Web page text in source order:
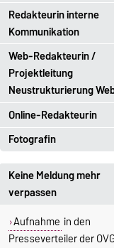
Redakteurin interne
Kommunikation
Ines Perl
Gebäude 18, Raum 132
+49 391 67-52276
ines.perl@ovgu.de
Web-Redakteurin /
Projektleitung
Neustrukturierung
bis auf Weiteres nicht
erreichbar
Ina Bauth
Gebäude 18, Raum 118
+49 391 67-54693
Lisa Baaske
Gebäude 18, Raum 118
+49 391 67-52377
lisa.baaske@ovgu.de
Online-Redakteurin
Isabell Meißner
Gebäude 18, Raum 118
+49 391 67-58034
Fotografin
Jana Dünnhaupt
Gebäude 18, Raum 113
Keine Meldung mehr
verpassen
Aufnahme in den
Presseverteiler der